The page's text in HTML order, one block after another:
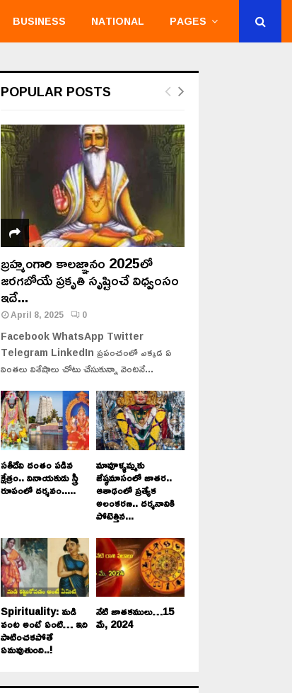
BUSINESS NATIONAL PAGES
POPULAR POSTS
బ్రహ్మంగారి కాలజ్ఞానం 2025లో
జరగబోయే ప్రకృతి సృష్టించే విధ్వంసం
ఇదే...
April 8, 2025 0
Facebook WhatsApp Twitter
Telegram LinkedIn ప్రపంచంలో ఎక్కడ ఏ
వింతలు విశేషాలు చోటు చేసుకున్నా వెంటనే...
సతీదేవి దంతం పడిన
క్షేత్రం.. వినాయకుడు స్త్రీ
రూపంలో దర్శనం.....
మావూళ్ళమ్మకు
జేష్ఠమాసంలో జాతర..
ఆశాఢంలో ప్రత్యేక
అలంకరణ.. దర్శనానికి
పోటెత్తిన...
Spirituality: మడి
వంట అంటే ఏంటి… ఇది
పాటించకపోతే
ఏమవుతుంది..!
నేటి జాతకములు…15
మే, 2024